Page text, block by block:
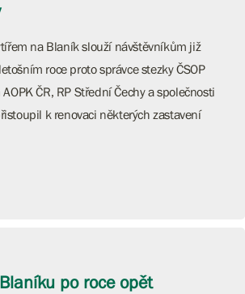
na Blaník slouží návštěvníkům již
roce proto správce stezky ČSOP
ČR, RP Střední Čechy a společnosti
k renovaci některých zastavení
po roce opět